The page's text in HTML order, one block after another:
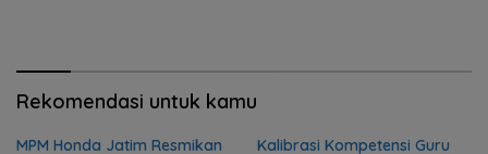
Rekomendasi untuk kamu
MPM Honda Jatim Resmikan
Kalibrasi Kompetensi Guru